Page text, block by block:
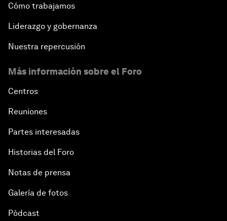
Cómo trabajamos
Liderazgo y gobernanza
Nuestra repercusión
Más información sobre el Foro
Centros
Reuniones
Partes interesadas
Historias del Foro
Notas de prensa
Galería de fotos
Pódcast